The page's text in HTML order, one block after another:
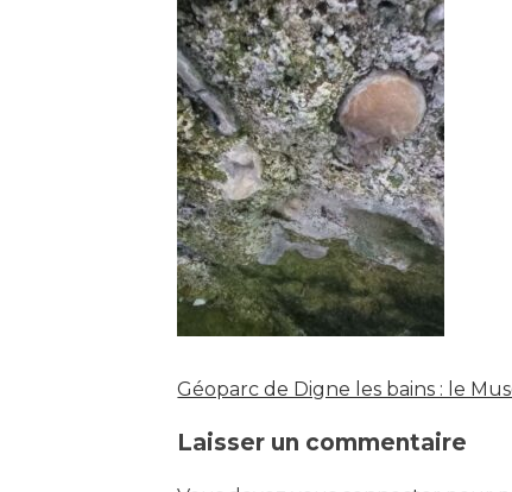
Navigation
Géoparc de Digne les bains : le
Laisser un commentaire